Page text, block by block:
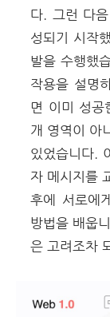
다. 그런 다
성되기 시작
발을 수행했
작용을 설명
면 이미 성공
개 영역이 아
있었습니다.
자 메시지를
후에 서로에
방법을 배웁
은 고려조차